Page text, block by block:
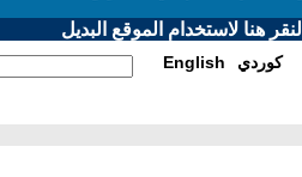
هنا لاستخدام الموقع البديل
English كوردي